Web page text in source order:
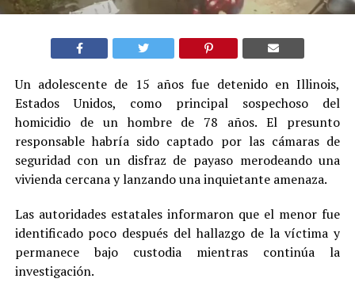
Un adolescente de 15 años fue detenido en Illinois,
Estados Unidos, como principal sospechoso del
homicidio de un hombre de 78 años. El presunto
responsable habría sido captado por las cámaras de
seguridad con un disfraz de payaso merodeando una
vivienda cercana y lanzando una inquietante amenaza.
Las autoridades estatales informaron que el menor fue
identificado poco después del hallazgo de la víctima y
permanece bajo custodia mientras continúa la
investigación.